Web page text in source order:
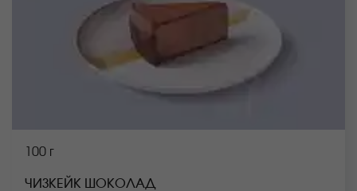
100 г
ЧИЗКЕЙК ШОКОЛАД